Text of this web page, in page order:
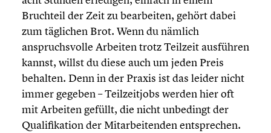
Bruchteil der Zeit zu bearbei­ten, gehört dabei
zum täglichen Brot. Wenn du nämlich
anspruchs­volle Arbeiten trotz Teilzeit ausführen
kannst, willst du diese auch um jeden Preis
behalten. Denn in der Praxis ist das leider nicht
immer gegeben – Teilzeit­jobs werden hier oft
mit Arbeiten gefüllt, die nicht unbedingt der
Quali­fi­ka­tion der Mitar­bei­ten­den entspre­chen.